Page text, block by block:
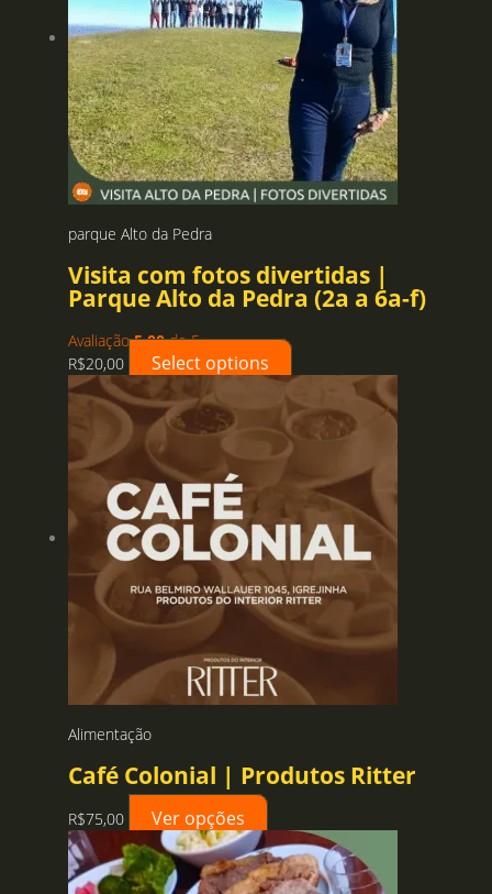
podem
ser
escolhidas
na
página
do
produto
parque Alto da Pedra
Visita com fotos divertidas |
Parque Alto da Pedra (2a a 6a-f)
Avaliação5.00de 5
R$20,00 Select options
Alimentação
Café Colonial | Produtos Ritter
R$75,00 Ver opções